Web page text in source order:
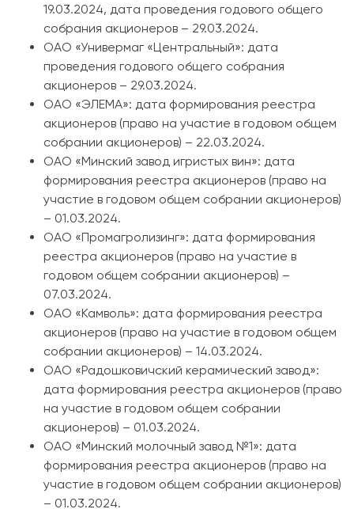
19.03.2024, дата проведения годового общего
собрания акционеров – 29.03.2024.
ОАО «Универмаг «Центральный»: дата
проведения годового общего собрания
акционеров – 29.03.2024.
ОАО «ЭЛЕМА»: дата формирования реестра
акционеров (право на участие в годовом общем
собрании акционеров) – 22.03.2024.
ОАО «Минский завод игристых вин»: дата
формирования реестра акционеров (право на
участие в годовом общем собрании акционеров)
– 01.03.2024.
ОАО «Промагролизинг»: дата формирования
реестра акционеров (право на участие в
годовом общем собрании акционеров) –
07.03.2024.
ОАО «Камволь»: дата формирования реестра
акционеров (право на участие в годовом общем
собрании акционеров) – 14.03.2024.
ОАО «Радошковичский керамический завод»:
дата формирования реестра акционеров (право
на участие в годовом общем собрании
акционеров) – 01.03.2024.
ОАО «Минский молочный завод №1»: дата
формирования реестра акционеров (право на
участие в годовом общем собрании акционеров)
– 01.03.2024.